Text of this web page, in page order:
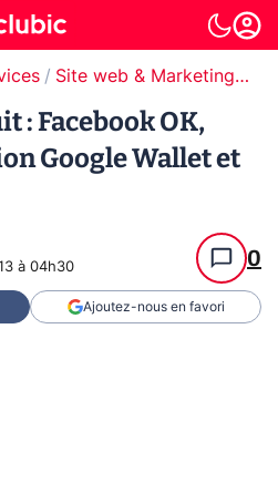
Site web & Marketing Digital
: Facebook OK,
Google Wallet et
à 04h30 0
Ajoutez-nous en favori